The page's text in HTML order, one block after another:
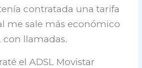
contratada una tarifa
me sale más económico
con llamadas.
el ADSL Movistar